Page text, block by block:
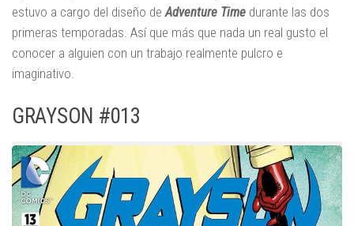
estuvo a cargo del diseño de Adventure Time durante las dos
primeras temporadas. Así que más que nada un real gusto el
conocer a alguien con un trabajo realmente pulcro e
imaginativo.
GRAYSON #013